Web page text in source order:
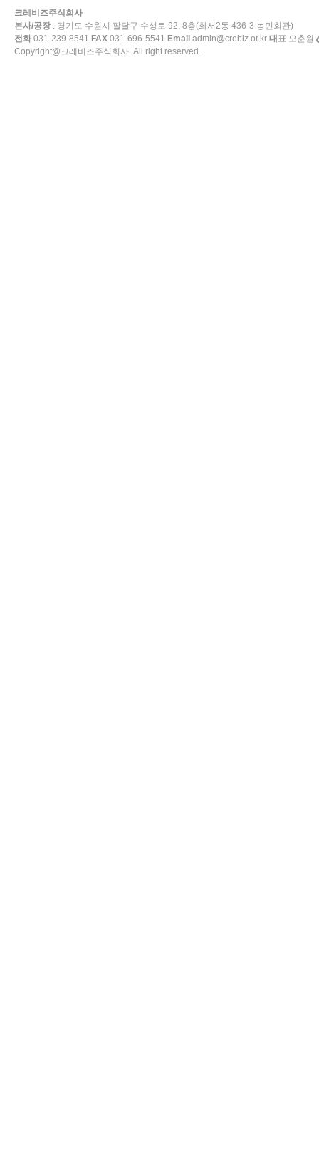
크레비즈주식회사
본사/공장 : 경기도 수원시 팔달구 수성로 92, 8층(화서2동 436-3 농민회관)
전화 031-239-8541 FAX 031-696-5541 Email admin@crebiz.or.kr 대표 오춘원
Copyright@크레비즈주식회사. All right reserved.